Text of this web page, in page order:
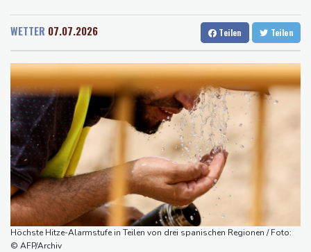
Dresden
Wien
21 °C
Baden-Baden
20 °C
Trauer um Jorge Messi: Fußballstar Lionel Messi nimmt Abschied
Nowitzki trauert um ersten NBA-Coach Nelson: "RIP, Legende"
Neuer Waldbrand in Südfrankreich: Mehr als 200
Feuerwehrleute im Einsatz
Umfrage: Mehrheit der Deutschen gegen Abschaffung der
"Rente mit 63"
Klingbeil plant höhere Besteuerung bestimmter Vereine
Bericht: Dobrindt verdoppelt Anti-Drohnen-Einheiten der
Bundespolizei
Netanjahu lehnt von Trump unterstützten 15-Punkte-Plan für
Gazastreifen weiter ab
WETTER 07.07.2026 Teilen Teilen
Höchste Hitze-Alarmstufe in Teilen von drei spanischen Regionen / Foto:
© AFP/Archiv